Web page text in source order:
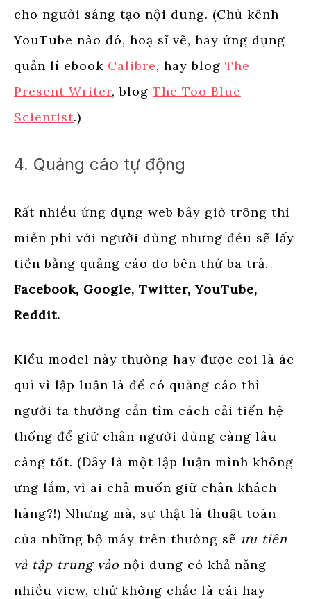
cho người sáng tạo nội dung. (Chủ kênh
YouTube nào đó, hoạ sĩ vẽ, hay ứng dụng
quản lí ebook Calibre, hay blog The
Present Writer, blog The Too Blue
Scientist.)
4. Quảng cáo tự động
Rất nhiều ứng dụng web bây giờ trông thì
miễn phí với người dùng nhưng đều sẽ lấy
tiền bằng quảng cáo do bên thứ ba trả.
Facebook, Google, Twitter, YouTube,
Reddit.
Kiểu model này thường hay được coi là ác
quỉ vì lập luận là để có quảng cáo thì
người ta thường cần tìm cách cải tiến hệ
thống để giữ chân người dùng càng lâu
càng tốt. (Đây là một lập luận mình không
ưng lắm, vì ai chả muốn giữ chân khách
hàng?!) Nhưng mà, sự thật là thuật toán
của những bộ máy trên thường sẽ ưu tiên
và tập trung vào nội dung có khả năng
nhiều view, chứ không chắc là cái hay